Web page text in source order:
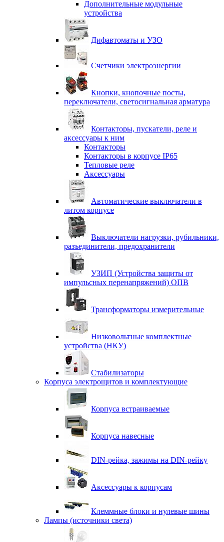
Дополнительные модульные
устройства
Дифавтоматы и УЗО
Счетчики электроэнергии
Кнопки, кнопочные посты,
переключатели, светосигнальная арматура
Контакторы, пускатели, реле и
аксессуары к ним
Контакторы
Контакторы в корпусе IP65
Тепловые реле
Аксессуары
Автоматические выключатели в
литом корпусе
Выключатели нагрузки, рубильники,
разъединители, предохранители
УЗИП (Устройства защиты от
импульсных перенапряжений) ОПВ
Трансформаторы измерительные
Низковольтные комплектные
устройства (НКУ)
Стабилизаторы
Корпуса электрощитов и комплектующие
Корпуса встраиваемые
Корпуса навесные
DIN-рейка, зажимы на DIN-рейку
Аксессуары к корпусам
Клеммные блоки и нулевые шины
Лампы (источники света)